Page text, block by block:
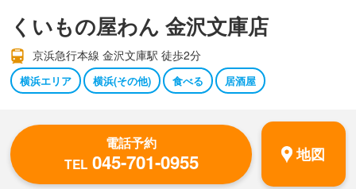
くいもの屋わん 金沢文庫店
京浜急行本線 金沢文庫駅 徒歩2分
横浜エリア 横浜(その他) 食べる 居酒屋
電話予約
TEL 045-701-0955 地図